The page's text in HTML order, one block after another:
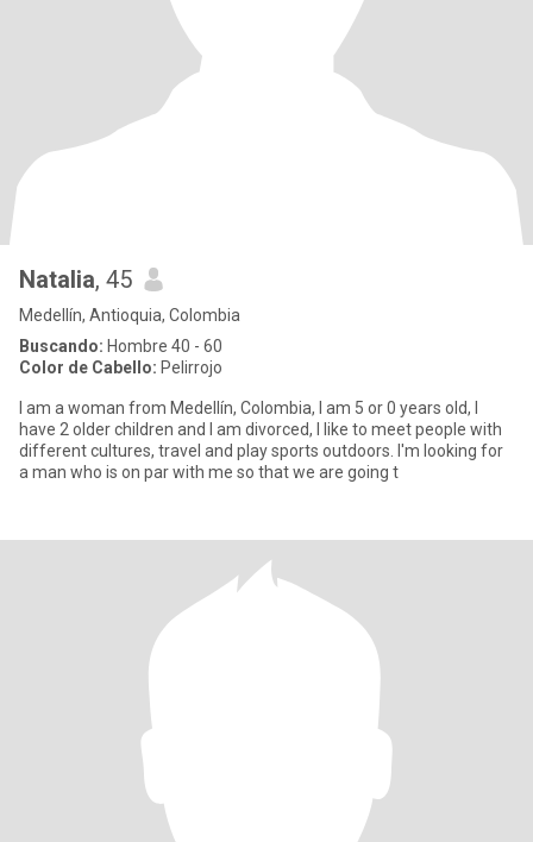
Natalia, 45
Medellín, Antioquia, Colombia
Buscando: Hombre 40 - 60
Color de Cabello: Pelirrojo
I am a woman from Medellín, Colombia, I am 5 or 0 years old, I
have 2 older children and I am divorced, I like to meet people with
different cultures, travel and play sports outdoors. I'm looking for
a man who is on par with me so that we are going t